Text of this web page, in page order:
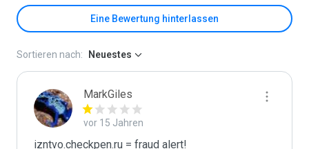
Eine Bewertung hinterlassen
Sortieren nach: Neuestes
MarkGiles
vor 15 Jahren
izntvo.checkpen.ru = fraud alert!